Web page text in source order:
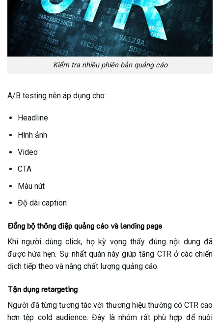
Kiểm tra nhiều phiên bản quảng cáo
A/B testing nên áp dụng cho:
Headline
Hình ảnh
Video
CTA
Màu nút
Độ dài caption
Đồng bộ thông điệp quảng cáo và landing page
Khi người dùng click, họ kỳ vọng thấy đúng nội dung đã
được hứa hẹn. Sự nhất quán này giúp tăng CTR ở các chiến
dịch tiếp theo và nâng chất lượng quảng cáo.
Tận dụng retargeting
Người đã từng tương tác với thương hiệu thường có CTR cao
hơn tệp cold audience. Đây là nhóm rất phù hợp để nuôi